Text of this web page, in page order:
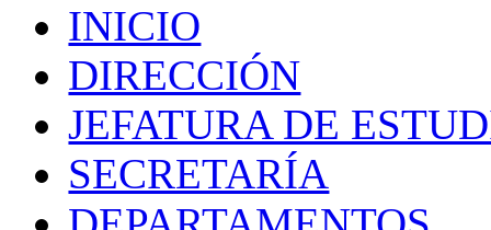
INICIO
DIRECCIÓN
JEFATURA DE
SECRETARÍA